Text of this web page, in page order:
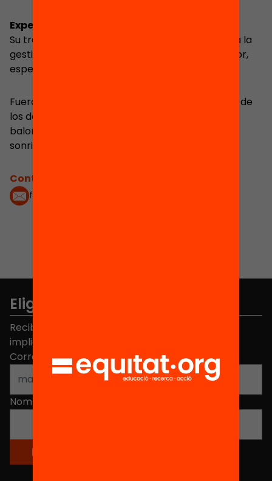
Experiencia
Su trayectoria profesional ha estado vinculada a la
gestión financiera de entidades del Tercer Sector,
especializándose en la gestión de subvenciones.
Fuera del ámbito laboral es un gran apasionado de
los deportes, como el CrossFit, el ciclismo o el
baloncesto. También disfruta compartiendo
sonrisas con su entorno más cercano.
Contacta'm:
fsenan@fundaciobofill.org
Elige equidad
Recibe contenidos, iniciativas y proyectos para
implicarte.
Correo electrónico*
Nombre